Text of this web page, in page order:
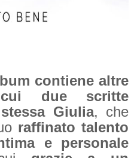
contiene altre
due scritte
Giulia, che
raffinato talento
e personale